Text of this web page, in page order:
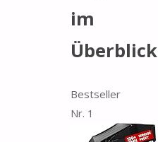
im
Überblick
Bestseller
Nr. 1